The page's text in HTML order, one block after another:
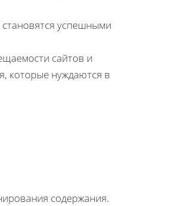
становятся успешными
сайтов и
которые нуждаются в
содержания.